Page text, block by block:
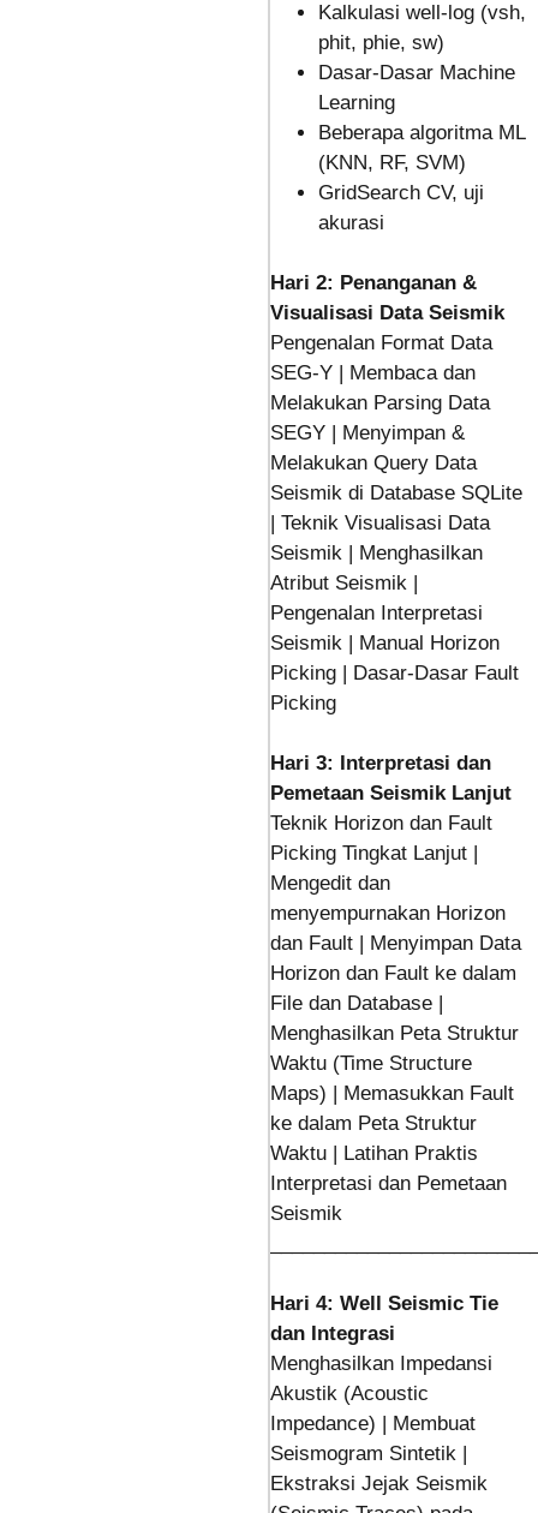
Kalkulasi well-log (vsh,
phit, phie, sw)
Dasar-Dasar Machine
Learning
Beberapa algoritma ML
(KNN, RF, SVM)
GridSearch CV, uji
akurasi
Hari 2: Penanganan &
Visualisasi Data Seismik
Pengenalan Format Data
SEG-Y | Membaca dan
Melakukan Parsing Data
SEGY | Menyimpan &
Melakukan Query Data
Seismik di Database SQLite
| Teknik Visualisasi Data
Seismik | Menghasilkan
Atribut Seismik |
Pengenalan Interpretasi
Seismik | Manual Horizon
Picking | Dasar-Dasar Fault
Picking
Hari 3: Interpretasi dan
Pemetaan Seismik Lanjut
Teknik Horizon dan Fault
Picking Tingkat Lanjut |
Mengedit dan
menyempurnakan Horizon
dan Fault | Menyimpan Data
Horizon dan Fault ke dalam
File dan Database |
Menghasilkan Peta Struktur
Waktu (Time Structure
Maps) | Memasukkan Fault
ke dalam Peta Struktur
Waktu | Latihan Praktis
Interpretasi dan Pemetaan
Seismik
Hari 4: Well Seismic Tie
dan Integrasi
Menghasilkan Impedansi
Akustik (Acoustic
Impedance) | Membuat
Seismogram Sintetik |
Ekstraksi Jejak Seismik